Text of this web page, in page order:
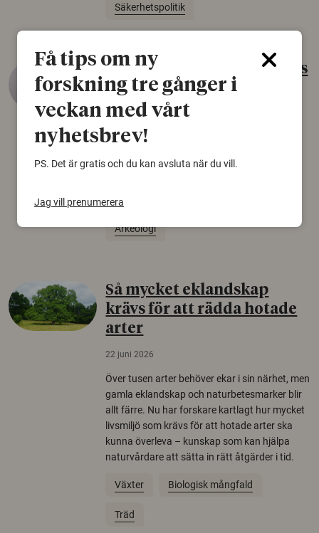
Säkerhetspolitik
Gammalt skinn var Sveriges
äldsta sko
22 juni 2026
Det som arkeologer länge trodde var en
gammal sko. Fyndet bär spår av romerskt
Norden.
Arkeologi
Så mycket eklandskap
krävs för att rädda hotade
arter
22 juni 2026
Över tusen arter behöver ekar i sin närhet, men
gamla eklandskap och naturbetesmarker blir
allt färre. Nu har forskare kartlagt hur mycket
livsmiljö som krävs för att hotade arter ska
kunna överleva – kunskap som kan hjälpa
naturvårdare att sätta in rätt åtgärder i tid.
Växter Biologisk mångfald
Träd
Få tips om ny
forskning tre gånger i
veckan med vårt
nyhetsbrev!
PS. Det är gratis och du kan avsluta när du vill.
Jag vill prenumerera